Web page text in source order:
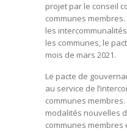
projet par le conseil
communes
les
les communes, le
mois de mars 2021.
Le pacte de
au service de
communes
modalités nouvelles
communes membres